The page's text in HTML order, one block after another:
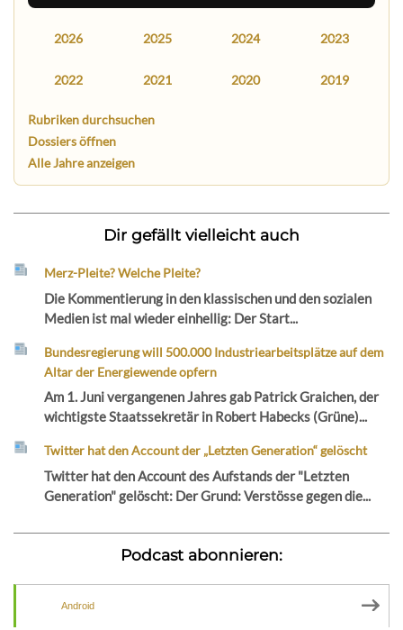
2026 2025 2024 2023
2022 2021 2020 2019
Rubriken durchsuchen
Dossiers öffnen
Alle Jahre anzeigen
Dir gefällt vielleicht auch
Merz-Pleite? Welche Pleite?
Die Kommentierung in den klassischen und den sozialen
Medien ist mal wieder einhellig: Der Start...
Bundesregierung will 500.000 Industriearbeitsplätze auf dem
Altar der Energiewende opfern
Am 1. Juni vergangenen Jahres gab Patrick Graichen, der
wichtigste Staatssekretär in Robert Habecks (Grüne)...
Twitter hat den Account der „Letzten Generation“ gelöscht
Twitter hat den Account des Aufstands der "Letzten
Generation" gelöscht: Der Grund: Verstösse gegen die...
Podcast abonnieren:
Android